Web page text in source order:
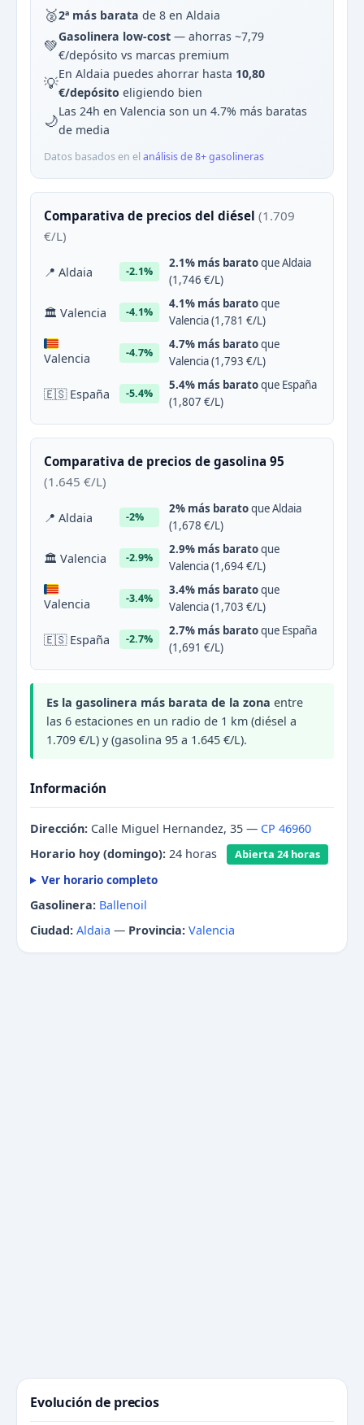
🥈2ª más barata de 8 en Aldaia
💚Gasolinera low-cost — ahorras ~7,79
€/depósito vs marcas premium
💡En Aldaia puedes ahorrar hasta 10,80
€/depósito eligiendo bien
🌙Las 24h en Valencia son un 4.7% más baratas
de media
Datos basados en el análisis de 8+ gasolineras
Comparativa de precios del diésel (1.709
€/L)
📍 Aldaia -2.1%
2.1% más baratoque Aldaia
(1,746 €/L)
🏛 Valencia -4.1%
4.1% más baratoque
Valencia (1,781 €/L)
Valencia -4.7%
4.7% más baratoque
Valencia (1,793 €/L)
🇪🇸 España -5.4%
5.4% más baratoque España
(1,807 €/L)
Comparativa de precios de gasolina 95
(1.645 €/L)
📍 Aldaia -2%
2% más baratoque Aldaia
(1,678 €/L)
🏛 Valencia -2.9%
2.9% más baratoque
Valencia (1,694 €/L)
Valencia -3.4%
3.4% más baratoque
Valencia (1,703 €/L)
🇪🇸 España -2.7%
2.7% más baratoque España
(1,691 €/L)
Es la gasolinera más barata de la zona entre
las 6 estaciones en un radio de 1 km (diésel a
1.709 €/L) y (gasolina 95 a 1.645 €/L).
Información
Dirección: Calle Miguel Hernandez, 35 — CP 46960
Horario hoy (domingo): 24 horas Abierta 24 horas
Ver horario completo
Gasolinera: Ballenoil
Ciudad: Aldaia — Provincia: Valencia
Evolución de precios